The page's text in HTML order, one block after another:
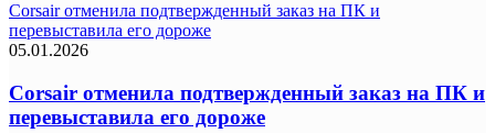
Corsair отменила подтвержденный заказ на ПК и
перевыставила его дороже
05.01.2026
Corsair отменила подтвержденный заказ на ПК и
перевыставила его дороже